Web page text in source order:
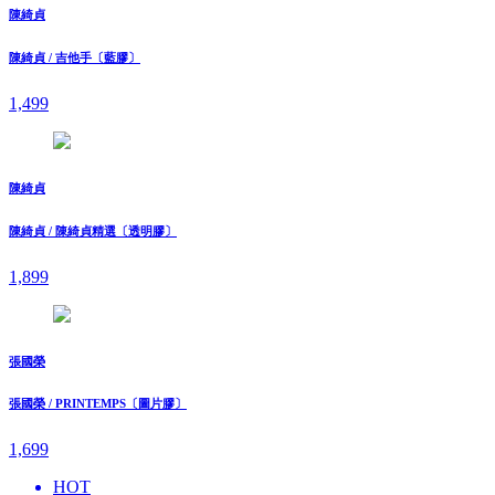
陳綺貞
陳綺貞 / 吉他手〔藍膠〕
1,499
陳綺貞
陳綺貞 / 陳綺貞精選〔透明膠〕
1,899
張國榮
張國榮 / PRINTEMPS〔圖片膠〕
1,699
HOT